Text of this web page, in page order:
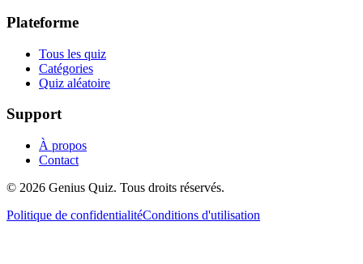
Plateforme
Tous les quiz
Catégories
Quiz aléatoire
Support
À propos
Contact
© 2026 Genius Quiz. Tous droits réservés.
Politique de confidentialitéConditions d'utilisation